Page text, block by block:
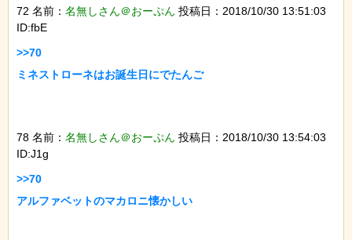
72 名前： 名無しさん＠おーぷん 投稿日：2018/10/30 13:51:03
ID:fbE
>>70
ミネストローネはお誕生日にでたんご
78 名前： 名無しさん＠おーぷん 投稿日：2018/10/30 13:54:03
ID:J1g
>>70
アルファベットのマカロニ懐かしい